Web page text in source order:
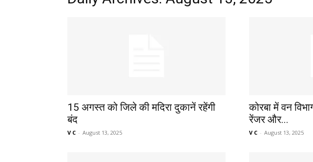
15 अगस्त को जिले की मदिरा दुकानें रहेंगी
बंद
V C - August 13, 2025
कोरबा में वन
रेंजर और...
V C - August 13, 2025